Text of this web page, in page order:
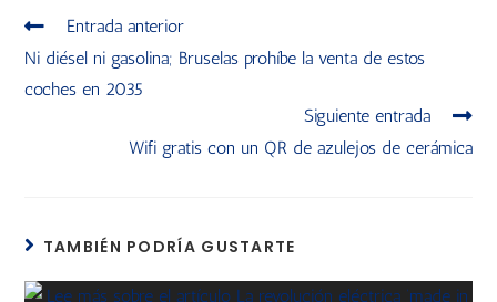
Entrada anterior
Ni diésel ni gasolina; Bruselas prohíbe la venta de estos
coches en 2035
Siguiente entrada
Wifi gratis con un QR de azulejos de cerámica
TAMBIÉN PODRÍA GUSTARTE